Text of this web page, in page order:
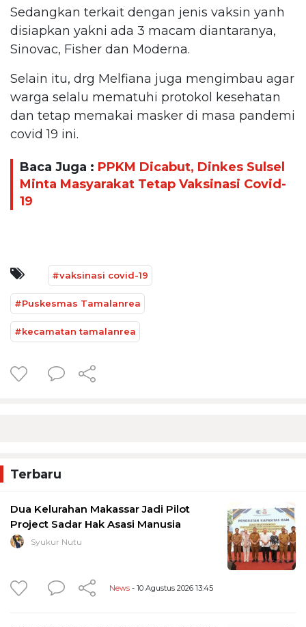
Sedangkan terkait dengan jenis vaksin yanh
disiapkan yakni ada 3 macam diantaranya,
Sinovac, Fisher dan Moderna.
Selain itu, drg Melfiana juga mengimbau agar
warga selalu mematuhi protokol kesehatan
dan tetap memakai masker di masa pandemi
covid 19 ini.
Baca Juga : PPKM Dicabut, Dinkes Sulsel
Minta Masyarakat Tetap Vaksinasi Covid-
19
#vaksinasi covid-19
#Puskesmas Tamalanrea
#kecamatan tamalanrea
Terbaru
Dua Kelurahan Makassar Jadi Pilot
Project Sadar Hak Asasi Manusia
Syukur Nutu
News - 10 Agustus 2026 13:45